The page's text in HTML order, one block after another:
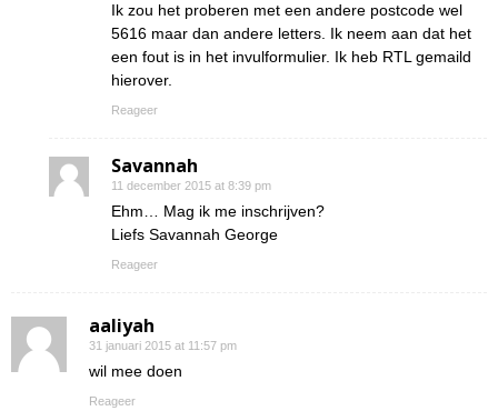
Ik zou het proberen met een andere postcode wel
5616 maar dan andere letters. Ik neem aan dat het
een fout is in het invulformulier. Ik heb RTL gemaild
hierover.
Reageer
Savannah
11 december 2015 at 8:39 pm
Ehm… Mag ik me inschrijven?
Liefs Savannah George
Reageer
aaliyah
31 januari 2015 at 11:57 pm
wil mee doen
Reageer